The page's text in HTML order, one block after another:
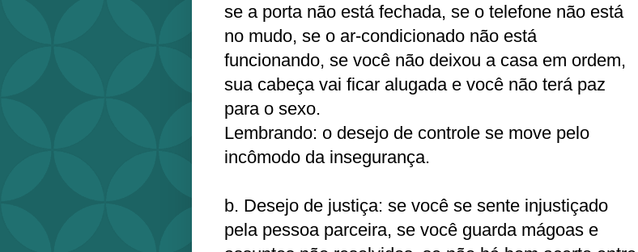
se a porta não está fechada, se o telefone não está
no mudo, se o ar-condicionado não está
funcionando, se você não deixou a casa em ordem,
sua cabeça vai ficar alugada e você não terá paz
para o sexo.
Lembrando: o desejo de controle se move pelo
incômodo da insegurança.
b. Desejo de justiça: se você se sente injustiçado
pela pessoa parceira, se você guarda mágoas e